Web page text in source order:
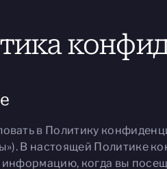
в Политику
В настоящей Политике
когда вы